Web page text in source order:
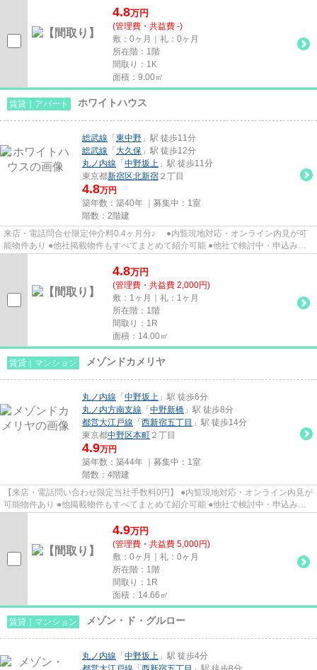
4.8万円
(管理費・共益費 -)
敷：0ヶ月｜礼：0ヶ月
所在階：1階
間取り：1K
面積：9.00㎡
賃貸｜アパート ホワイトハウス
総武線 「 東中野 」駅 徒歩11分
総武線 「 大久保 」駅 徒歩12分
丸ノ内線 「 中野坂上 」駅 徒歩11分
東京都新宿区北新宿 ２丁目
4.8万円
築年数：築40年 ｜募集中： 1室
階数：2階建
来店・電話問合せ限定仲介料0.4ヶ月分♪ ●内覧現地対応・オンライン内見が可
能物件あり ●他社掲載物件もすべてまとめて紹介可能 ●他社で検討中・申込み済
4.8万円
(管理費・共益費 2,000円)
敷：1ヶ月｜礼：1ヶ月
所在階：1階
間取り：1R
面積：14.00㎡
賃貸｜マンション メゾンドカメリヤ
丸ノ内線 「 中野坂上 」駅 徒歩6分
丸ノ内方南支線 「 中野新橋 」駅 徒歩8分
都営大江戸線 「 西新宿五丁目 」駅 徒歩14分
東京都中野区本町 ２丁目
4.9万円
築年数：築44年 ｜募集中： 1室
階数：4階建
【来店・電話問い合わせ限定当社手数料0円】 ●内覧現地対応・オンライン内見が
可能物件あり ●他掲載物件もすべてまとめて紹介可能 ●他社で検討中・申込み済
4.9万円
(管理費・共益費 5,000円)
敷：0ヶ月｜礼：0ヶ月
所在階：1階
間取り：1R
面積：14.66㎡
賃貸｜マンション メゾン・ド・グルロー
丸ノ内線 「 中野坂上 」駅 徒歩4分